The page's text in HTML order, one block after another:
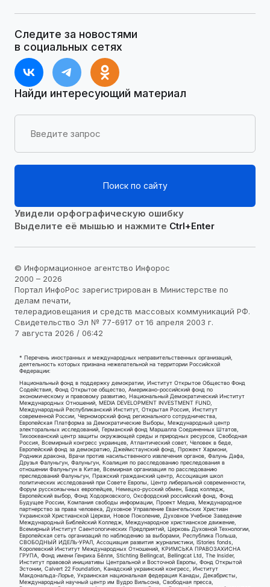
Следите за новостями
в социальных сетях
Найди интересующий материал
Поиск по сайту
Увидели орфографическую ошибку
Выделите её мышью и нажмите Ctrl+Enter
© Информационное агентство Инфорос
2000 – 2026
Портал ИнфоРос зарегистрирован в Министерстве по
делам печати,
телерадиовещания и средств массовых коммуникаций РФ.
Свидетельство Эл № 77-6917 от 16 апреля 2003 г.
7 августа 2026 / 06:42